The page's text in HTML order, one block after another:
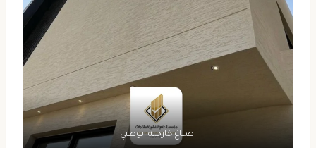
اصباغ خارجيه ابوظبي